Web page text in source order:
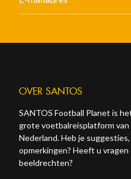
OVER SANTOS
SANTOS Football Planet is
grote voetbalreisplatform van
Nederland. Heb je
opmerkingen? Heeft u vragen
beeldrechten?